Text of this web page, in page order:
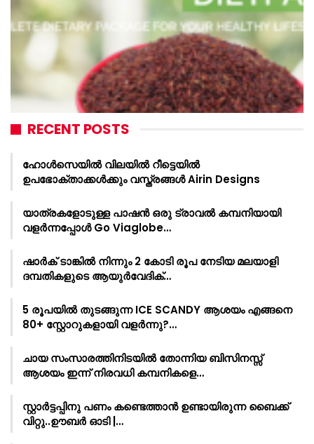
RECENT POSTS
ഹോൾസെയിൽ വിലയിൽ റീട്ടെയിൽ
ഉപഭോക്താക്കൾക്കും വസ്ത്രങ്ങൾ Airin Designs
യാത്രകളോടുള്ള പാഷൻ ഒരു ട്രാവൽ കമ്പനിയായി
വളർന്നപ്പോൾ Go Viaglobe…
ഷാർക്‌ ടാങ്കിൽ നിന്നും 2 കോടി രൂപ നേടിയ മലയാളി
ദമ്പതികളുടെ ആയുർവേദിക്…
5 രൂപയിൽ തുടങ്ങുന്ന ICE SCANDY ആശയം എങ്ങനെ
80+ സ്റ്റോറുകളായി വളർന്നു?…
ചായ സംസാരത്തിനിടയിൽ തോന്നിയ ബിസിനസ്സ്
ആശയം ഇന്ന് നിരവധി കമ്പനികളെ…
സ്റ്റാർട്ടപ്പിനു പണം കണ്ടെത്താൻ ഉണ്ടായിരുന്ന ബൈക്ക്
വിറ്റു..ഊബർ ഓടി |…